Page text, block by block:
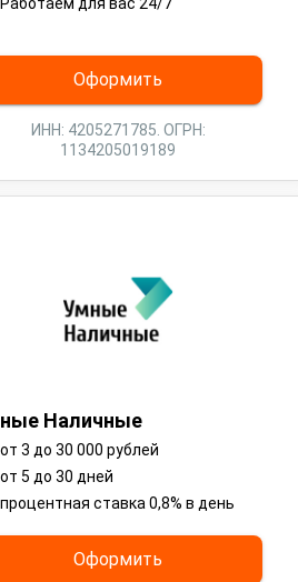
Оформить
ИНН: 4205271785. ОГРН:
1134205019189
Наличные
от 3 до 30 000 рублей
от 5 до 30 дней
процентная ставка 0,8% в день
Оформить